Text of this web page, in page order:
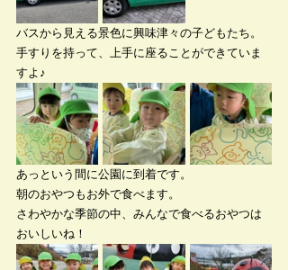
バスから見える景色に興味津々の子どもたち。
手すりを持って、上手に座ることができていま
すよ♪
あっという間に公園に到着です。
朝のおやつもお外で食べます。
さわやかな季節の中、みんなで食べるおやつは
おいしいね！